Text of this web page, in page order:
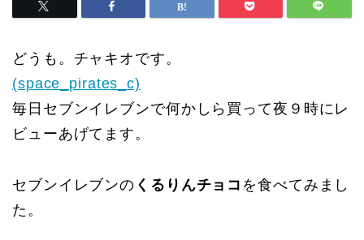
どうも。チャキオです。
(space_pirates_c)
毎日セブンイレブンで何かしら買って夜９時にレ
ビューあげてます。
セブンイレブンの くるりんチョコ を食べてみまし
た。